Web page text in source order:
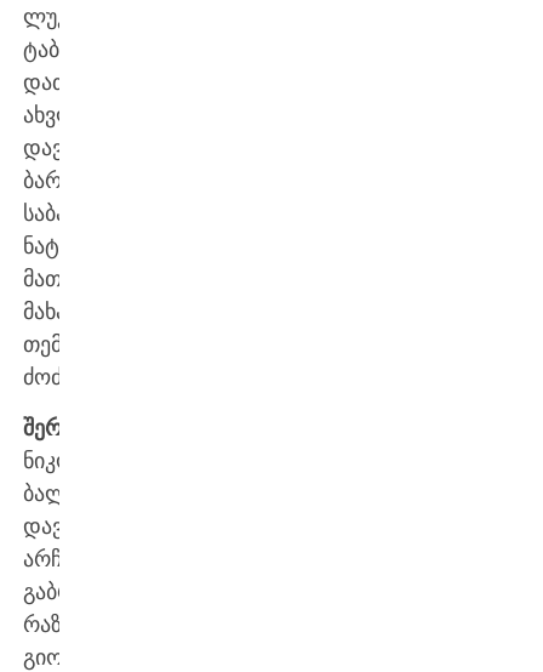
ლუკა
ტაბატაძე,
დათა
ახვლედიანი,
დავით
ბარბაქაძე,
საბა
ნატროშვილი,
მათე
მახარაძე,
თემურ
ძოძუაშვილი;
შერკინება:
ნიკოლოზ
ბალანჩივაძე,
დავით
არჩვაძე,
გაბრიელ
რაზმაძე,
გიორგი